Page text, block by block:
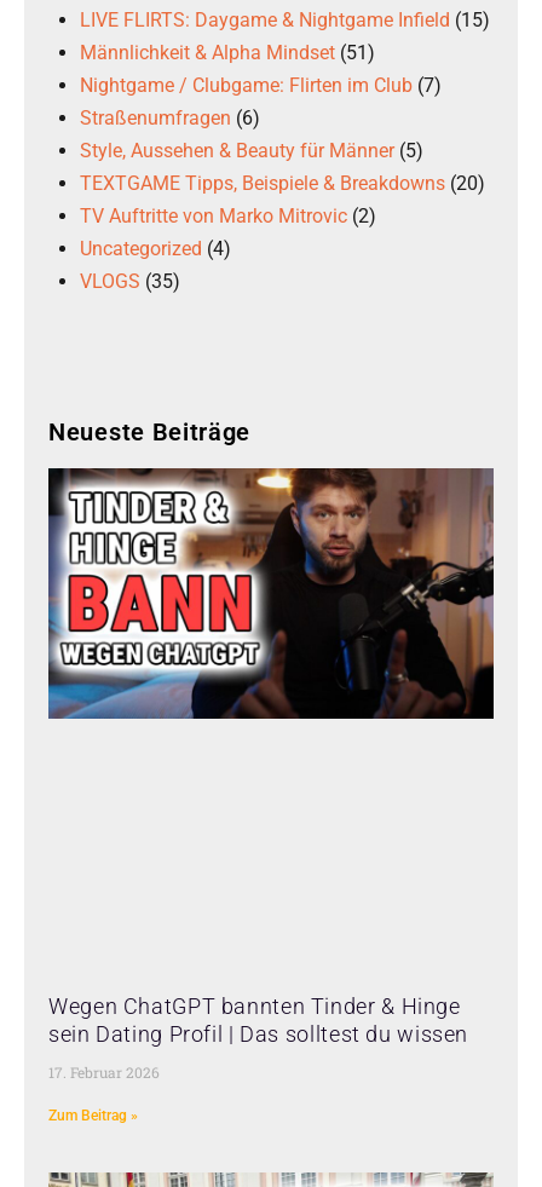
LIVE FLIRTS: Daygame & Nightgame Infield (15)
Männlichkeit & Alpha Mindset (51)
Nightgame / Clubgame: Flirten im Club (7)
Straßenumfragen (6)
Style, Aussehen & Beauty für Männer(5)
TEXTGAME Tipps, Beispiele & Breakdowns (20)
TV Auftritte von Marko Mitrovic (2)
Uncategorized (4)
VLOGS (35)
Neueste Beiträge
Wegen ChatGPT bannten Tinder & Hinge
sein Dating Profil | Das solltest du wissen
17. Februar 2026
Zum Beitrag »